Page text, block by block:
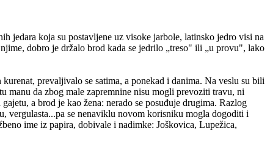
jedara koja su postavljene uz visoke jarbole, latinsko jedro visi na
dobro je držalo brod kada se jedrilo „treso" ili „u provu", lako
prevaljivalo se satima, a ponekad i danima. Na veslu su bili
da zbog male zapremnine nisu mogli prevoziti travu, ni
a brod je kao žena: nerado se posuđuje drugima. Razlog
vergulasta...pa se nenaviklu novom korisniku mogla dogoditi i
ime iz papira, dobivale i nadimke: Joškovica, Lupežica,